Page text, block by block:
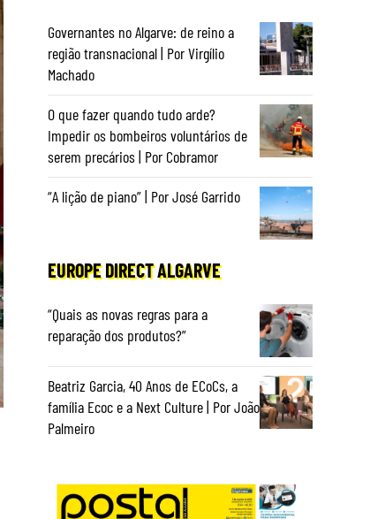
Governantes no Algarve: de reino a
região transnacional | Por Virgílio
Machado
O que fazer quando tudo arde?
Impedir os bombeiros voluntários de
serem precários | Por Cobramor
“A lição de piano” | Por José Garrido
EUROPE DIRECT ALGARVE
“Quais as novas regras para a
reparação dos produtos?”
Beatriz Garcia, 40 Anos de ECoCs, a
família Ecoc e a Next Culture | Por João
Palmeiro